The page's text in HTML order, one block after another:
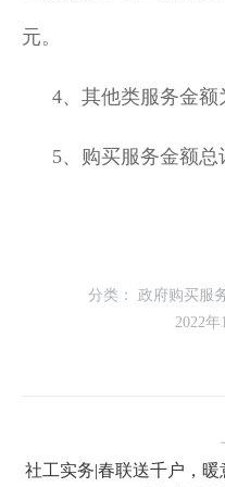
元。
4、其他类服务金额
5、购买服务金额总
分类： 政府购买服
2022年
章
社工实务|春联送千户，